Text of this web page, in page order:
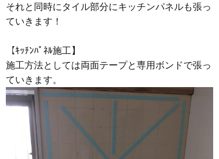
それと同時にタイル部分にキッチンパネルも張っ
ていきます！
【ｷｯﾁﾝﾊﾟﾈﾙ施工】
施工方法としては両面テープと専用ボンドで張っ
ていきます。